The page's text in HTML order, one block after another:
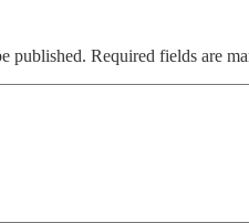
published. Required fields are